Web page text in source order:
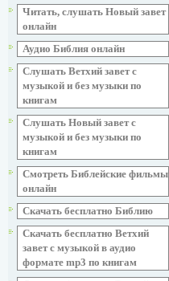
Читать, слушать Новый завет
онлайн
Аудио Библия онлайн
Слушать Ветхий завет с
музыкой и без музыки по
книгам
Слушать Новый завет с
музыкой и без музыки по
книгам
Смотреть Библейские фильмы
онлайн
Скачать бесплатно Библию
Скачать бесплатно Ветхий
завет с музыкой в аудио
формате mp3 по книгам